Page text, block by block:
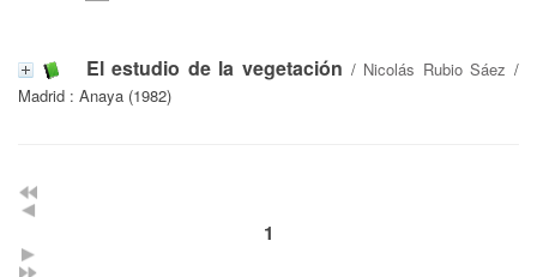
El estudio de la vegetación / Nicolás Rubio Sáez /
Madrid : Anaya (1982)
1